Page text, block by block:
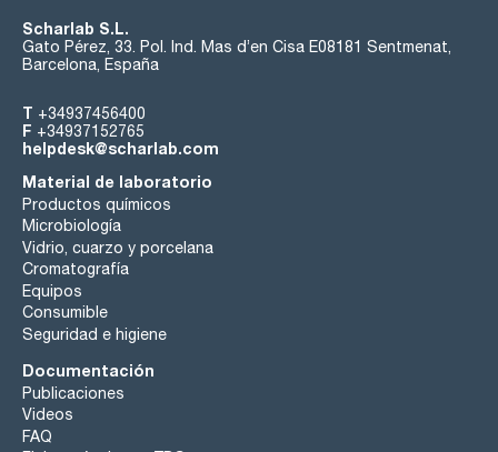
Scharlab S.L.
Gato Pérez, 33. Pol. Ind. Mas d’en Cisa E08181 Sentmenat,
Barcelona, España
T +34937456400
F +34937152765
helpdesk@scharlab.com
Material de laboratorio
Productos químicos
Microbiología
Vidrio, cuarzo y porcelana
Cromatografía
Equipos
Consumible
Seguridad e higiene
Documentación
Publicaciones
Videos
FAQ